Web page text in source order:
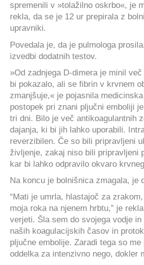
spremenili v »tolažilno oskrbo«, je
rekla, da se je 12 ur prepirala z
upravniki.
Povedala je, da je pulmologa
izvedbi dodatnih testov.
»Od zadnjega D-dimera je minil
bi pokazalo, ali se fibrin v krvnem
zmanjšuje,« je pojasnila
postopek pri znani pljučni emboliji
tri dni. Bilo je več antikoagulantnih
dajanja, ki bi jih lahko uporabili.
reverzibilen. Če so bili pripravljeni
življenje, zakaj niso bili pripravljeni
kar bi lahko odpravilo okvaro
Na koncu je bolnišnica zmagala, je
“Mati je umrla, hlastajoč za
moja roka na njenem hrbtu,” je
verjeti. Šla sem do svojega vodje
naših koagulacijskih časov in
pljučne embolije. Zaradi tega so
oddelka za intenzivno nego, dokler